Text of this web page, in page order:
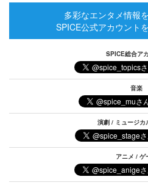
多彩なエンタメ情報
SPICE公式アカウント
SPICE総合ア
音楽
演劇 / ミュージカ
アニメ / ゲ